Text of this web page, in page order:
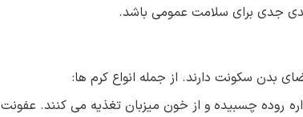
جدی برای سلامت عمومی باشد.
بدن سکونت دارند. از جمله انواع کرم ها:
روده چسبیده و از خون میزبان تغذیه می کنند. عفونت